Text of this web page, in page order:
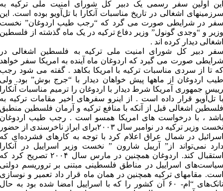
این اولین سفر رسمی یک دبیر کل شورای امنیت ملی ترکیه به
سرزمینهای اشغالی در تاریخ مناسبات آنکارا با تل‌آویو بوده است. این
سفر در شرایطی صورت می گرد که “رجب طیب اردوغان” نخست
وزیر و “وجدی گونول” وزیر دفاع ترکیه در یک ماه گذشته از فلسطین
اشغالی دیدار کرده اند .
سفر دبیر کل شورای امنیت ملی ترکیه به فلسطین اشغالی در
شرایطی صورت می گیرد که اردوغان ماه آینده به امریکا سفر خواهد
که تا از سردی مناسبات ترکیه با امریکا بکاهد . گفته می شود رجب
طیب اردوغان از ماهها پیش خواهان دیدار با “جرج بوش” بود. ولی
رییس جمهوری آمریکا شرط دیدار با اردوغان را ترمیم مناسبات آنکارا
با تل‌آویو قرار داده است . از اینرو سفرهای اخیر مقامات ترکیه به
فلسطین اشغالی قبل از آنکه با منافع ترکیه و آرمان فلسطین منطبق
باشد ، با درخواست های امریکا همسو است . رجب طیب اردوغان
نخست وزیر ترکیه در نوامبر سال ۲۰۰۳برای ابراز ناخرسندی از حضور
اسرائیل در شمال عراق اعلام کرد با توجه به کارهای فشرده‌ای که
دارد نمی‌تواند از” آرییل شارون ” نخست وزیر اسراییل در آنکارا
استقبال کند. اردوغان همچنین در مارس سال ۲۰۰۴ تصریح کرد که
سیاست‌های اسراییل در مناطق فلسطینی مبتنی بر تروریسم دولتی
است. مقامهای ترکیه همچنین در همان ماه قرار داد تعمیر و نوسازی
تانک‌های “ام- ۶۰ آن کشور را که با اسراییل امضا شده بود به حال